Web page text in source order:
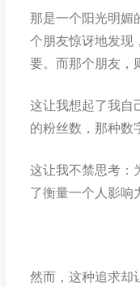
那是一个阳光明媚
个朋友惊讶地发现
要。而那个朋友，
这让我想起了我自
的粉丝数，那种数
这让我不禁思考：
了衡量一个人影响
然而，这种追求却